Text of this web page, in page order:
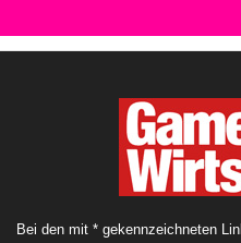
Bei den mit * gekennzeichneten